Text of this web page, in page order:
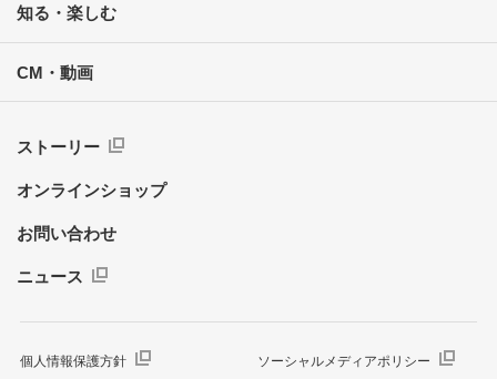
知る・楽しむ
CM・動画
ストーリー
オンラインショップ
お問い合わせ
ニュース
個人情報保護方針 ソーシャルメディアポリシー